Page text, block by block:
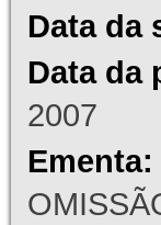
Data da
Data da
2007
Ementa: